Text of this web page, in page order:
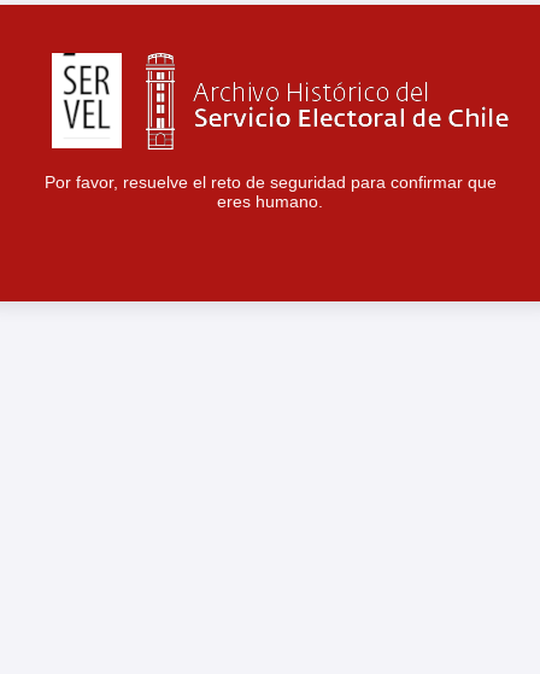
Por favor, resuelve el reto de seguridad para confirmar que
eres humano.